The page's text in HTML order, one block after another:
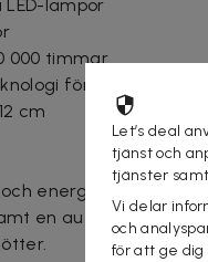
lampor
000 timmar
för jämn
cm
energisnåla 48W
en automatisk
Let’s deal
tjänst och
tjänster
Vi delar
och
för att ge dig